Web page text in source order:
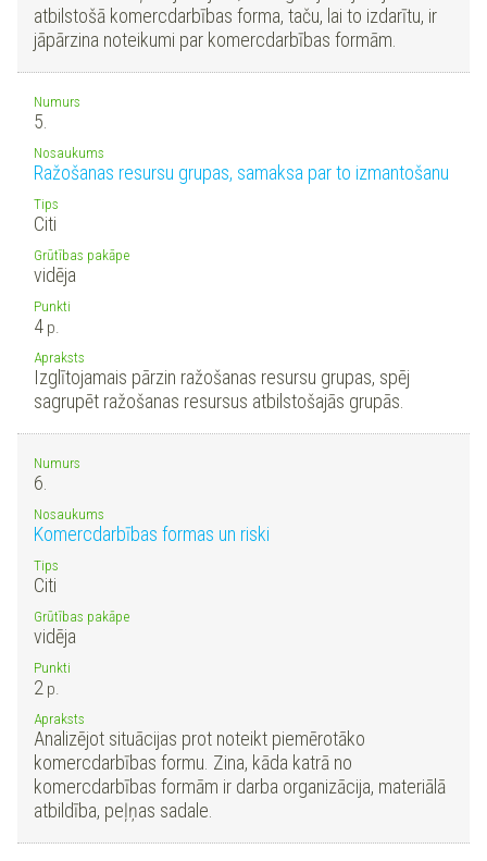
atbilstošā komercdarbības forma, taču, lai to izdarītu, ir
jāpārzina noteikumi par komercdarbības formām.
Numurs
5.
Nosaukums
Ražošanas resursu grupas, samaksa par to izmantošanu
Tips
Citi
Grūtības pakāpe
vidēja
Punkti
4 p.
Apraksts
Izglītojamais pārzin ražošanas resursu grupas, spēj
sagrupēt ražošanas resursus atbilstošajās grupās.
Numurs
6.
Nosaukums
Komercdarbības formas un riski
Tips
Citi
Grūtības pakāpe
vidēja
Punkti
2 p.
Apraksts
Analizējot situācijas prot noteikt piemērotāko
komercdarbības formu. Zina, kāda katrā no
komercdarbības formām ir darba organizācija, materiālā
atbildība, peļņas sadale.